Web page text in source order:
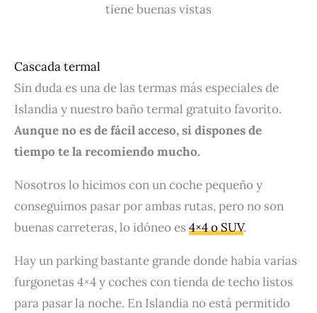
tiene buenas vistas
Cascada termal
Sin duda es una de las termas más especiales de
Islandia y nuestro baño termal gratuito favorito.
Aunque no es de fácil acceso, si dispones de
tiempo te la recomiendo mucho.
Nosotros lo hicimos con un coche pequeño y
conseguimos pasar por ambas rutas, pero no son
buenas carreteras, lo idóneo es 4×4 o SUV.
Hay un parking bastante grande donde había varias
furgonetas 4×4 y coches con tienda de techo listos
para pasar la noche. En Islandia no está permitido